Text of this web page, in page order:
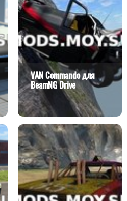
VAN Commando для
BeamNG Drive